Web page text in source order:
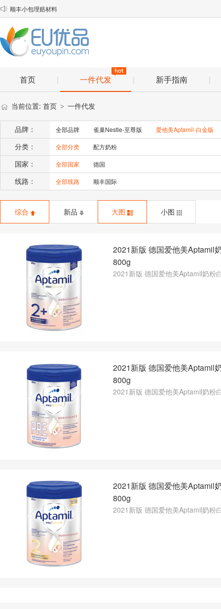
 顺丰小包理赔材料
物流口岸优化说明
EU优品2025年春节放假安排通知
首页 | 一件代发 | 新手指南 |
当前位置: 首页 > 一件代发
品牌： 全部品牌 雀巢Nestle-至尊版 爱他美Aptamil-白金版
分类： 全部分类 配方奶粉
国家： 全部国家 德国
线路： 全部线路 顺丰国际
综合 新品 大图 小图
2021新版 德国爱他美Aptamil
800g
2021新版 德国爱他美Aptamil奶粉
2021新版 德国爱他美Aptamil
800g
2021新版 德国爱他美Aptamil奶粉
2021新版 德国爱他美Aptamil
800g
2021新版 德国爱他美Aptamil奶粉